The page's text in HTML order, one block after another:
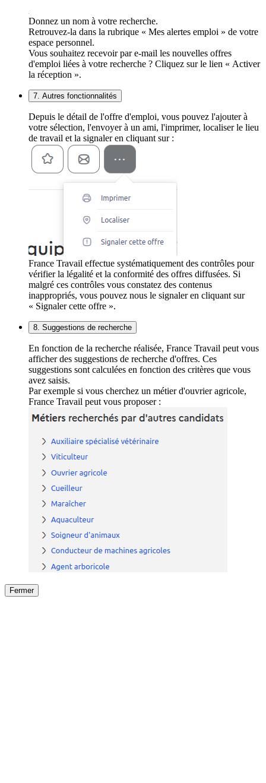
Donnez un nom à votre recherche.
Retrouvez-la dans la rubrique « Mes alertes emploi » de votre
espace personnel.
Vous souhaitez recevoir par e-mail les nouvelles offres
d'emploi liées à votre recherche ? Cliquez sur le lien « Activer
la réception ».
7. Autres fonctionnalités
Depuis le détail de l'offre d'emploi, vous pouvez l'ajouter à
votre sélection, l'envoyer à un ami, l'imprimer, localiser le lieu
de travail et la signaler en cliquant sur :
France Travail effectue systématiquement des contrôles pour
vérifier la légalité et la conformité des offres diffusées. Si
malgré ces contrôles vous constatez des contenus
inappropriés, vous pouvez nous le signaler en cliquant sur
« Signaler cette offre ».
8. Suggestions de recherche
En fonction de la recherche réalisée, France Travail peut vous
afficher des suggestions de recherche d'offres. Ces
suggestions sont calculées en fonction des critères que vous
avez saisis.
Par exemple si vous cherchez un métier d'ouvrier agricole,
France Travail peut vous proposer :
Fermer